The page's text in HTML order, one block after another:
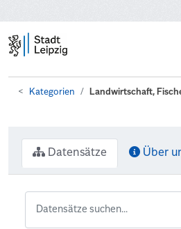
Kategorien Landwirtschaft,
Datensätze Über